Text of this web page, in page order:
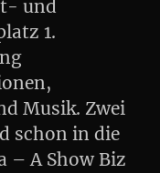
und
1.
Musik. Zwei
schon in die
– A Show Biz